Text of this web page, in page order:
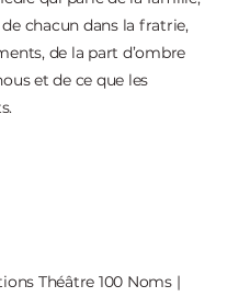
de chacun dans la fratrie,
de la part d’ombre
et de ce que les
Théâtre 100 Noms |